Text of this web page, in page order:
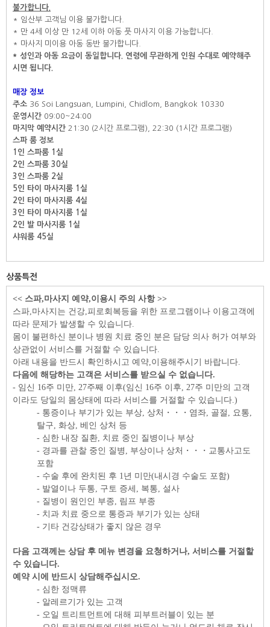
불가합니다.
* 임산부 고객님 이용 불가합니다.
* 만 4세 이상 만 12세 이하 아동 풋 마사지 이용 가능합니다.
* 마사지 미이용 아동 동반 불가합니다.
* 성인과 아동 요금이 동일합니다. 연령에 무관하게 인원 수대로 예약해주
시면 됩니다.
매장 정보
주소 36 Soi Langsuan, Lumpini, Chidlom, Bangkok 10330
운영시간 09:00~24:00
마지막 예약시간 21:30 (2시간 프로그램), 22:30 (1시간 프로그램)
스파 룸 정보
1인 스파룸 1실
2인 스파룸 30실
3인 스파룸 2실
5인 타이 마사지룸 1실
2인 타이 마사지룸 4실
3인 타이 마사지룸 1실
2인 발 마사지룸 1실
샤워룸 45실
상품특전
<< 스파,마사지 예약,이용시 주의 사항 >>
스파 마사지는 건강 피로회복등을 위한 프로그램이나 이용고객에
따라 문제가 발생할 수 있습니다
몸이 불편하신 분이나 병원 치료 중인 분은 담당 의사 허가 여부와
상관없이 서비스를 거절할 수 있습니다
아래 내용을 반드시 확인하시고 예약 이용해주시기 바랍니다
다음에 해당하는 고객은 서비스를 받으실 수 없습니다.
- 임신 16주 미만 , 27주째 이후(임신 16주 이후 , 27주 미만의 고객
이라도 당일의 몸상태에 따라 서비스를 거절할 수 있습니다 .)
- 통증이나 부기가 있는 부상 상처 ・・・ 염좌 골절 요통
탈구
화상 베인 상처 등
- 심한 내장 질환 치료 중인 질병이나 부상
- 경과를 관찰 중인 질병 부상이나 상처 ・・・ 교통사고도
포함
- 수술 후에 완치된 후 1 년 미만(내시경 수술도 포함)
- 발열이나 두통 구토 증세 복통
설사
- 질병이 원인인 부종
림프 부종
- 치과 치료 중으로 통증과 부기가 있는 상태
- 기타 건강상태가 좋지 않은 경우
다음 고객께는 상담 후 메뉴 변경을 요청하거나, 서비스를 거절할
수 있습니다.
예약 시에 반드시 상담해주십시오.
- 심한 정맥류
- 알레르기가 있는 고객
- 오일 트리트먼트에 대해 피부트러블이 있는 분